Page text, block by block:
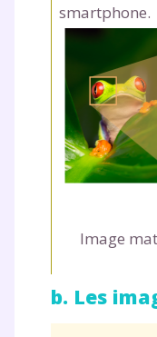
smartphone.
Image
b. Les